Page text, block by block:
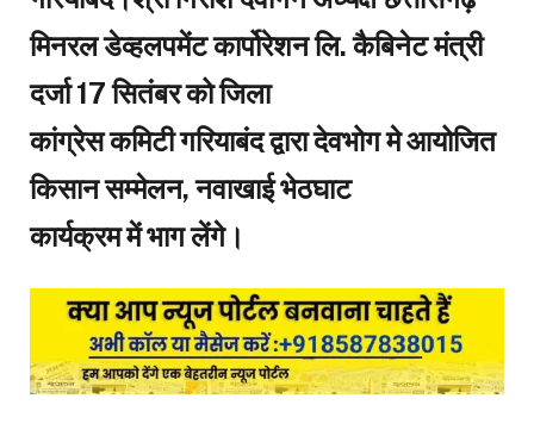
मिनरल डेव्हलपमेंट कार्पोरेशन लि. कैबिनेट मंत्री
दर्जा 17 सितंबर को जिला
कांग्रेस कमिटी गरियाबंद द्वारा देवभोग मे आयोजित
किसान सम्मेलन, नवाखाई भेठघाट
कार्यक्रम में भाग लेंगे।